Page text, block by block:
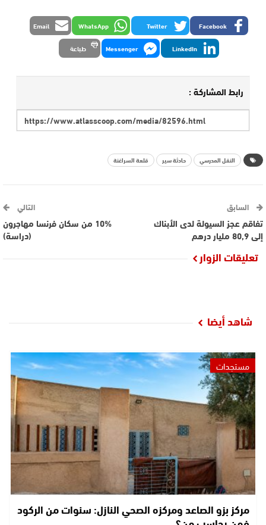
Facebook
Twitter
WhatsApp
Email
LinkedIn
Messenger طباعة
رابط المشاركة :
النقل المدرسي حادثة سير قلعة السراغنة
السابق
تفاقم عجز السيولة لدى الأبناك
إلى 80,9 مليار درهم
التالي
10% من سكان فرنسا مهاجرون
(دراسة)
تعليقات الزوار
شاهد أيضا
مستجدات
مركز بزو الصاعد ومركزه الصحي النازل: سنوات من الركود